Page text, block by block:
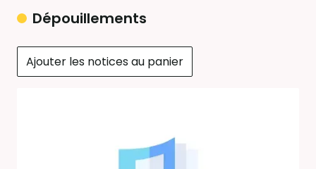
Dépouillements
Ajouter les notices au panier